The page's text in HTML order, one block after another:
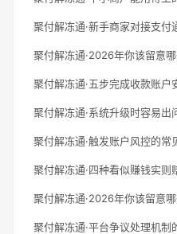
聚付解冻通·新手商家对接支付
聚付解冻通·2026年你该留意
聚付解冻通·五步完成收款账户
聚付解冻通·系统升级时容易出
聚付解冻通·触发账户风控的常
聚付解冻通·四种看似赚钱实则
聚付解冻通·2026年你该留意
聚付解冻通·平台争议处理机制